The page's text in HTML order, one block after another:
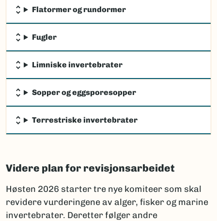
Flatormer og rundormer
Fugler
Limniske invertebrater
Sopper og eggsporesopper
Terrestriske invertebrater
Videre plan for revisjonsarbeidet
Høsten 2026 starter tre nye komiteer som skal
revidere vurderingene av alger, fisker og marine
invertebrater. Deretter følger andre